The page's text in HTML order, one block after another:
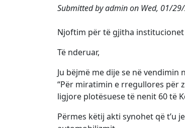
Submitted byadminon Wed, 01/
Njoftim për të gjitha
Të nderuar,
Ju bëjmë me dije se në vendimin
“Për miratimin e rregullores për
ligjore plotësuese të nenit 60 të
Përmes këtij akti synohet që t’u